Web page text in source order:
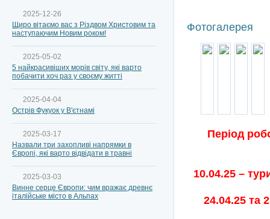
Фотогалерея
Період
10.04.25 –
24.04.25 та
2025-12-26
Щиро вітаємо вас з Різдвом Христовим та
наступаючим Новим роком!
2025-05-02
5 найкрасивіших морів світу, які варто
побачити хоч раз у своєму житті
2025-04-04
Острів Фукуок у В'єтнамі
2025-03-17
Назвали три захопливі напрямки в
Європі, які варто відвідати в травні
2025-03-03
Винне серце Європи: чим вражає древнє
італійське місто в Альпах